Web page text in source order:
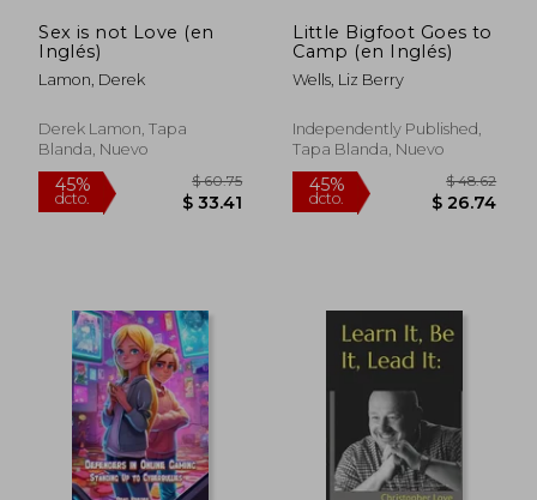
40%
dcto. $ 31.22
40%
dcto.
Sex is not Love (en
Inglés)
Lamon, Derek
Derek Lamon, Tapa
Blanda, Nuevo
Little Bigfoot Goes to
Camp (en Inglés)
Wells, Liz Berry
Independently Published,
Tapa Blanda, Nuevo